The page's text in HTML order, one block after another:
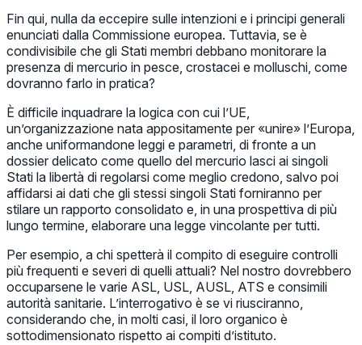
Fin qui, nulla da eccepire sulle intenzioni e i principi generali
enunciati dalla Commissione europea. Tuttavia, se è
condivisibile che gli Stati membri debbano monitorare la
presenza di mercurio in pesce, crostacei e molluschi, come
dovranno farlo in pratica?
È difficile inquadrare la logica con cui l’UE,
un’organizzazione nata appositamente per «unire» l’Europa,
anche uniformandone leggi e parametri, di fronte a un
dossier delicato come quello del mercurio lasci ai singoli
Stati la libertà di regolarsi come meglio credono, salvo poi
affidarsi ai dati che gli stessi singoli Stati forniranno per
stilare un rapporto consolidato e, in una prospettiva di più
lungo termine, elaborare una legge vincolante per tutti.
Per esempio, a chi spetterà il compito di eseguire controlli
più frequenti e severi di quelli attuali? Nel nostro dovrebbero
occuparsene le varie ASL, USL, AUSL, ATS e consimili
autorità sanitarie. L’interrogativo è se vi riusciranno,
considerando che, in molti casi, il loro organico è
sottodimensionato rispetto ai compiti d’istituto.